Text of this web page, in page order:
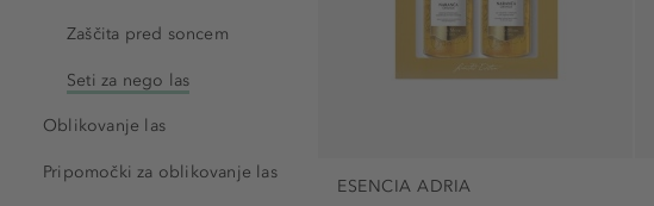
Zaščita pred soncem
Seti za nego las
Oblikovanje las
Pripomočki za oblikovanje las
ESENCIA ADRIA